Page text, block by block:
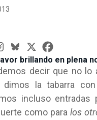
brillando en plena
decir que no lo
la tabarra
incluso entradas
como paralos